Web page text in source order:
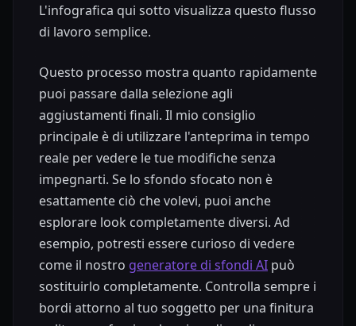
L'infografica qui sotto visualizza questo flusso
di lavoro semplice.
Questo processo mostra quanto rapidamente
puoi passare dalla selezione agli
aggiustamenti finali. Il mio consiglio
principale è di utilizzare l'anteprima in tempo
reale per vedere le tue modifiche senza
impegnarti. Se lo sfondo sfocato non è
esattamente ciò che volevi, puoi anche
esplorare look completamente diversi. Ad
esempio, potresti essere curioso di vedere
come il nostro generatore di sfondi AI può
sostituirlo completamente. Controlla sempre i
bordi attorno al tuo soggetto per una finitura